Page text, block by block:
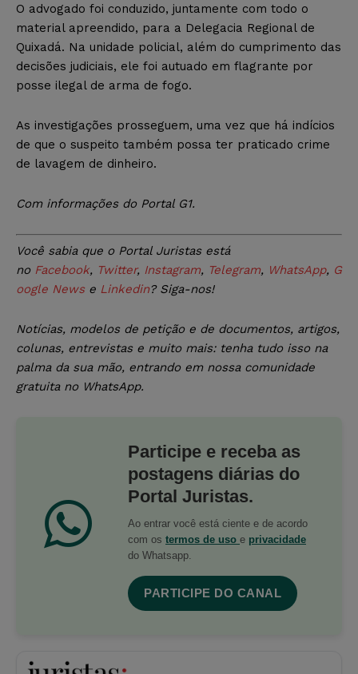
O advogado foi conduzido, juntamente com todo o
material apreendido, para a Delegacia Regional de
Quixadá. Na unidade policial, além do cumprimento das
decisões judiciais, ele foi autuado em flagrante por
posse ilegal de arma de fogo.
As investigações prosseguem, uma vez que há indícios
de que o suspeito também possa ter praticado crime
de lavagem de dinheiro.
Com informações do Portal G1.
Você sabia que o Portal Juristas está
no Facebook, Twitter, Instagram, Telegram, WhatsApp, G
oogle Newse Linkedin? Siga-nos!
Notícias, modelos de petição e de documentos, artigos,
colunas, entrevistas e muito mais: tenha tudo isso na
palma da sua mão, entrando em nossa comunidade
gratuita no WhatsApp.
Participe e receba as
postagens diárias do
Portal Juristas.
Ao entrar você está ciente e de acordo
com os termos de uso e privacidade
do Whatsapp.
PARTICIPE DO CANAL